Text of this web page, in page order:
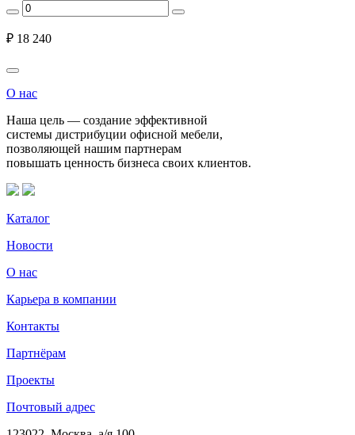
₽ 18 240
О нас
Наша цель — создание эффективной
системы дистрибуции офисной мебели,
позволяющей нашим партнерам
повышать ценность бизнеса своих клиентов.
Каталог
Новости
О нас
Карьера в компании
Контакты
Партнёрам
Проекты
Почтовый адрес